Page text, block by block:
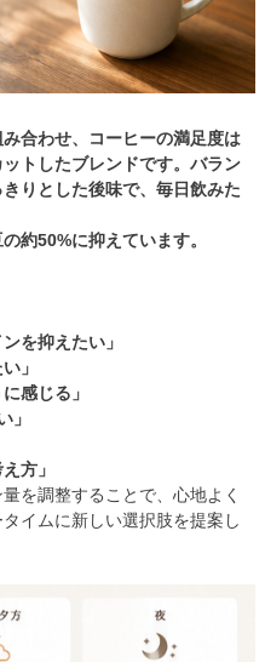
合わせ、コーヒーの満足度は
トしたブレンドです。バラン
りとした後味で、毎日飲みた
約50%に抑えています。
を抑えたい」
」
感じる」
」
方」
を調整することで、心地よく
イムに新しい選択肢を提案し